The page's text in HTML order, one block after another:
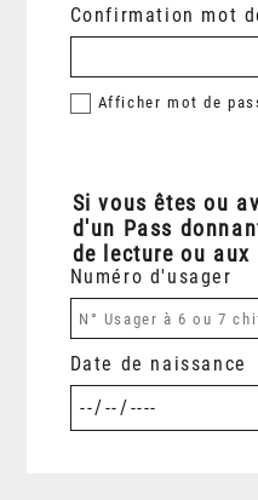
Confirmation mot
Afficher mot de
Si vous êtes ou
d'un Pass
de lecture ou
Numéro d'usager
Date de naissance